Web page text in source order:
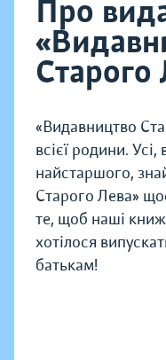
Про
Старого
«Видавництво
всієї родини.
найстаршого,
Старого Лева»
те, щоб наші
хотілося
батькам!